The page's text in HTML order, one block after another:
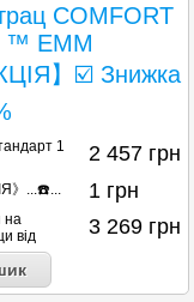
COMFORT
™ EMM
】☑️ Знижка
1
2 457 грн
》...☎️... 1 грн
на
від
3 269 грн